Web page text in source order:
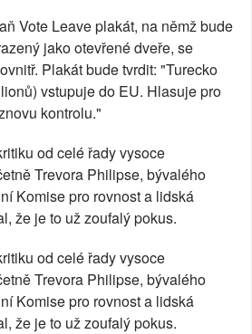
Vote Leave plakát, na němž bude
jako otevřené dveře, se
Plakát bude tvrdit: "Turecko
vstupuje do EU. Hlasuje pro
kontrolu."
od celé řady vysoce
Trevora Philipse, bývalého
Komise pro rovnost a lidská
že je to už zoufalý pokus.
od celé řady vysoce
Trevora Philipse, bývalého
Komise pro rovnost a lidská
že je to už zoufalý pokus.